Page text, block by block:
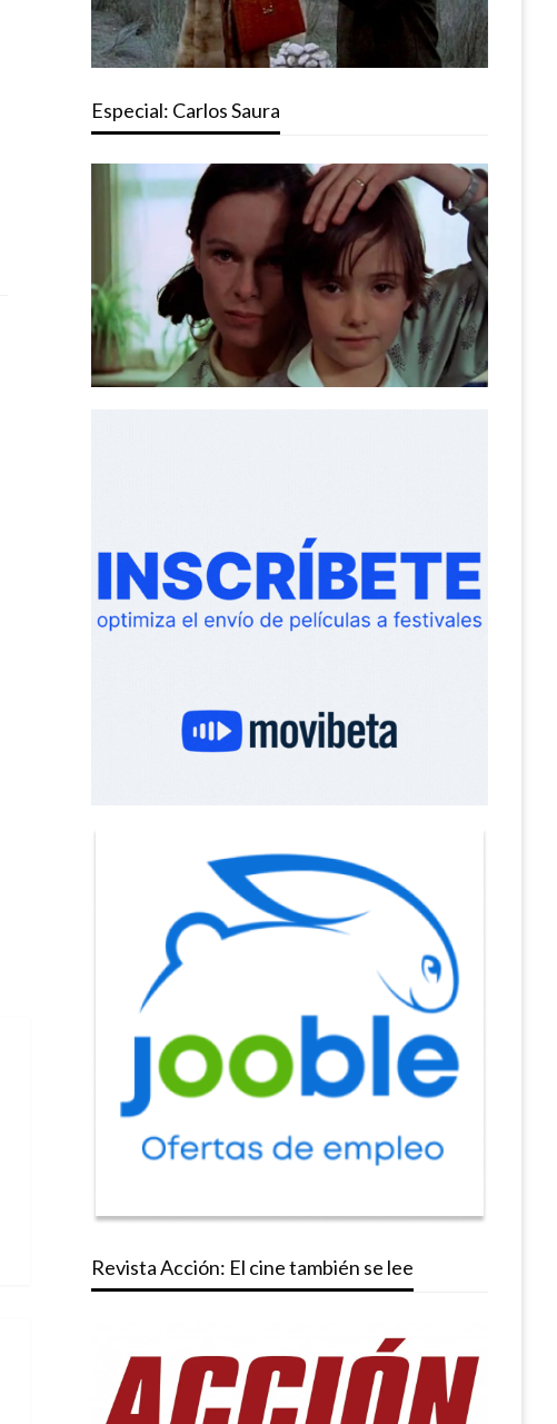
Especial: Carlos Saura
Revista Acción: El cine también se lee